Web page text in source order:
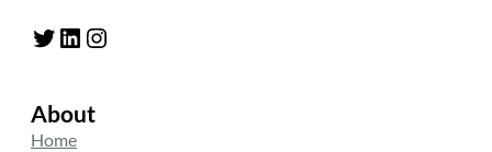
Twitter LinkedIn Instagram
About
Home